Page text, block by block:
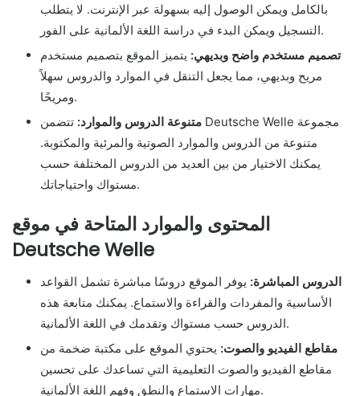
بالكامل ويمكن الوصول إليه بسهولة عبر الإنترنت. لا يتطلب
التسجيل ويمكن البدء في دراسة اللغة الألمانية على الفور.
تصميم مستخدم واضح وبديهي: يتميز الموقع بتصميم مستخدم
مريح وبديهي، مما يجعل التنقل في الموارد والدروس سهلاً
ومريحًا.
متنوعة الدروس والموارد: تتضمن Deutsche Welle مجموعة
متنوعة من الدروس والموارد الصوتية والمرئية والمكتوبة.
يمكنك الاختيار من بين العديد من الدروس المختلفة حسب
مستواك واحتياجاتك.
المحتوى والموارد المتاحة في موقع
Deutsche Welle
الدروس المباشرة: يوفر الموقع دروسًا مباشرة تشمل القواعد
الأساسية والمفردات والقراءة والاستماع. يمكنك متابعة هذه
الدروس حسب مستواك وتقدمك في اللغة الألمانية.
مقاطع الفيديو والصوت: يحتوي الموقع على مكتبة ضخمة من
مقاطع الفيديو والصوت التعليمية التي تساعدك على تحسين
مهارات الاستماع والنطق وفهم اللغة الألمانية.